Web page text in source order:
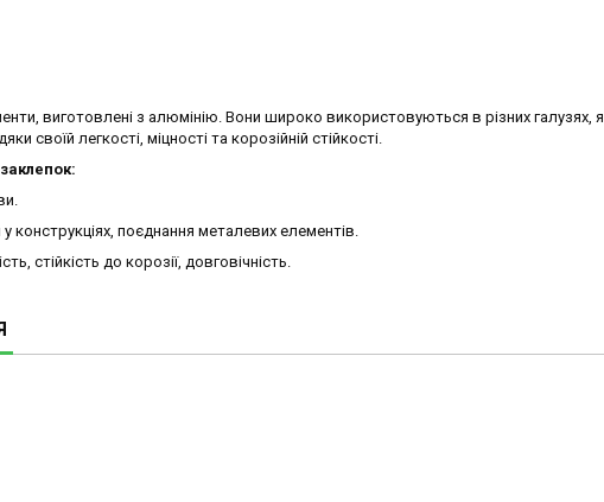
виготовлені з алюмінію. Вони широко використовуються в різних галузях,
своїй легкості, міцності та корозійній стійкості.
конструкціях, поєднання металевих елементів.
стійкість до корозії, довговічність.